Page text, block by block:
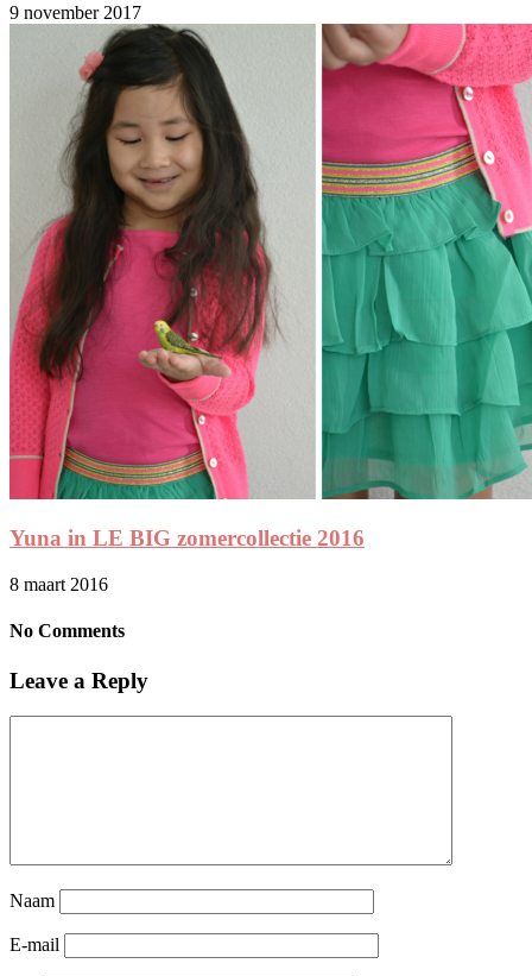
9 november 2017
Yuna in LE BIG zomercollectie 2016
8 maart 2016
No Comments
Leave a Reply
Naam
E-mail